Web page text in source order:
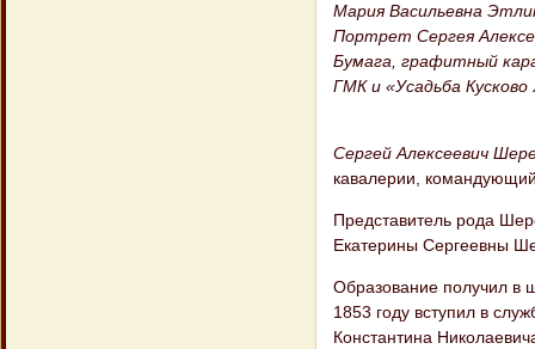
Мария Васильевна
Портрет Сергея
Бумага, графитный
ГМК и «Усадьба Кусково
Сергей Алексеевич
кавалерии, командующий
Представитель рода
Екатерины Сергеевны
Образование получил в
1853 году вступил в
Константина